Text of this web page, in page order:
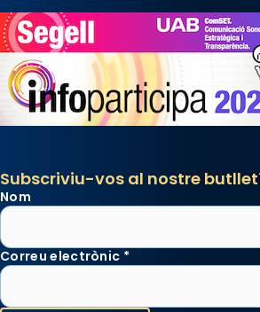
Subscriviu-vos al nostre
Nom
Correu electrònic *